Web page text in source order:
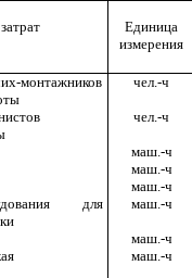
Единица
измерения
монтажников чел.-ч
чел.-ч
маш.-ч
маш.-ч
маш.-ч
для
маш.-ч
маш.-ч
маш.-ч